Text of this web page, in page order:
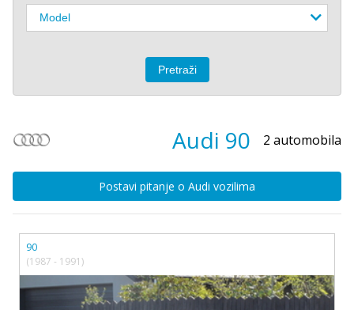
Audi 90 2 automobila
Postavi pitanje o Audi vozilima
90
(1987 - 1991)